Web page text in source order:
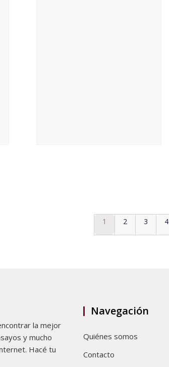
1 2 3 4
la mejor
y mucho
Hacé tu
Navegación
Quiénes somos
Contacto